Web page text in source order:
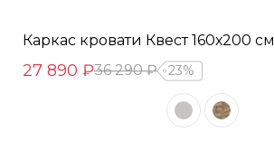
Каркас кровати Квест 160х200 см
27 890 ₽36 290 ₽ 23%